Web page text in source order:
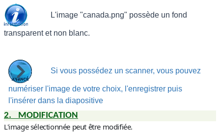
L'image "canada.png" possède un fond
transparent et non blanc.
Si vous possédez un scanner, vous pouvez
numériser l'image de votre choix, l'enregistrer puis
l'insérer dans la diapositive
2. MODIFICATION
L'image sélectionnée peut être modifiée.